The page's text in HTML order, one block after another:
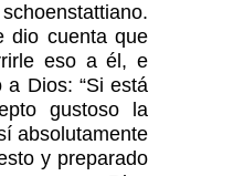
dio cuen­ta que
eso a él, e
a Dios: “Si está
gus­toso la
absolutamente
y preparado